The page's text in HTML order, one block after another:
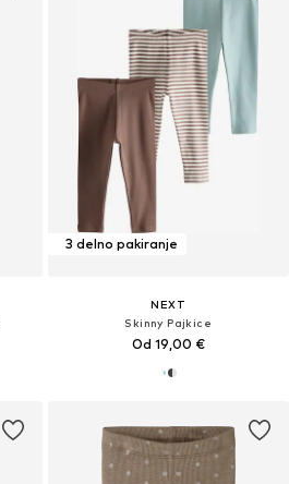
3 delno pakiranje
NEXT
Skinny Pajkice
Od 19,00 €